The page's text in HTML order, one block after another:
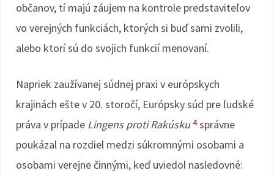
občanov, tí majú záujem na kontrole predstaviteľov
vo verejných funkciách, ktorých si buď sami zvolili,
alebo ktorí sú do svojich funkcií menovaní.
Napriek zaužívanej súdnej praxi v európskych
krajinách ešte v 20. storočí, Európsky súd pre ľudské
práva v prípade Lingens proti Rakúsku 4správne
poukázal na rozdiel medzi súkromnými osobami a
osobami verejne činnými, keď uviedol nasledovné: